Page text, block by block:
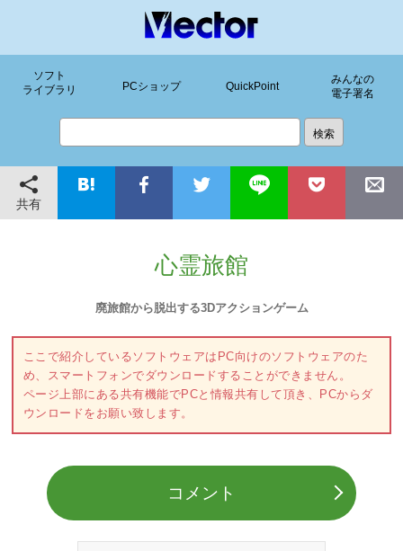
ソフト
ライブラリ
PCショップ QuickPoint
みんなの
電子署名
共有
心霊旅館
廃旅館から脱出する3Dアクションゲーム
ここで紹介しているソフトウェアはPC向けのソフトウェアのた
め、スマートフォンでダウンロードすることができません。
ページ上部にある共有機能でPCと情報共有して頂き、PCからダ
ウンロードをお願い致します。
コメント